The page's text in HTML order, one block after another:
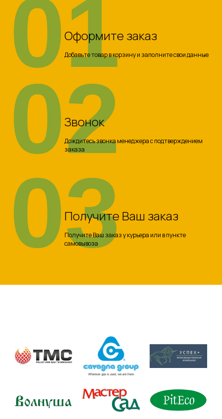
Оформите заказ
Добавьте товар в корзину и заполните свои данные
01
Звонок
Дождитесь звонка менеджера с подтверждением
заказа
02
Получите Ваш заказ
Получите Ваш заказ у курьера или в пункте
самовывоза
03